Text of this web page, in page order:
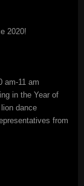
2020!
am-11 am
in the Year of
dance
from